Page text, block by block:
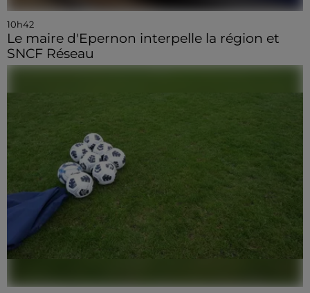
10h42
Le maire d'Epernon interpelle la région et
SNCF Réseau